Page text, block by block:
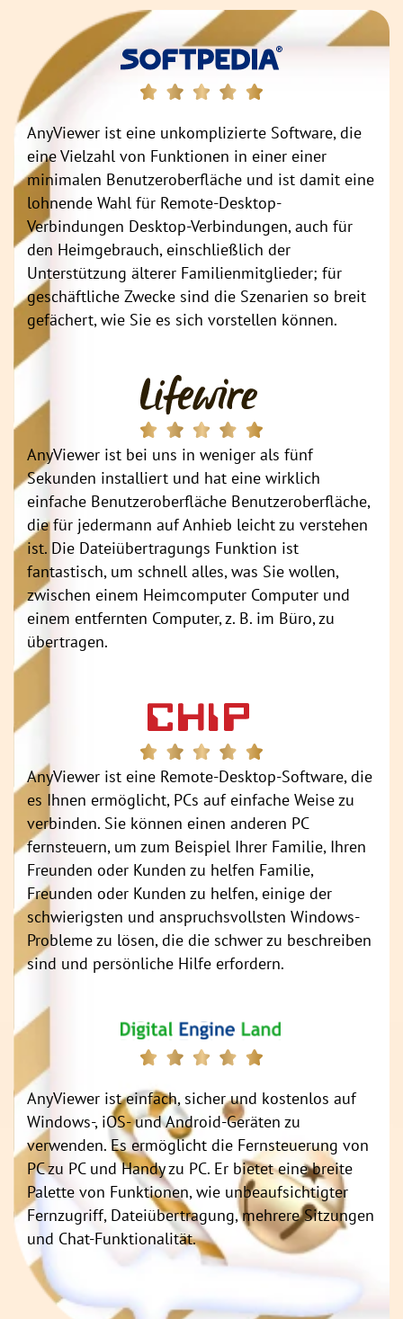
AnyViewer ist eine unkomplizierte Software, die
eine Vielzahl von Funktionen in einer einer
minimalen Benutzeroberfläche und ist damit eine
lohnende Wahl für Remote-Desktop-
Verbindungen Desktop-Verbindungen, auch für
den Heimgebrauch, einschließlich der
Unterstützung älterer Familienmitglieder; für
geschäftliche Zwecke sind die Szenarien so breit
gefächert, wie Sie es sich vorstellen können.
AnyViewer ist bei uns in weniger als fünf
Sekunden installiert und hat eine wirklich
einfache Benutzeroberfläche Benutzeroberfläche,
die für jedermann auf Anhieb leicht zu verstehen
ist. Die Dateiübertragungs Funktion ist
fantastisch, um schnell alles, was Sie wollen,
zwischen einem Heimcomputer Computer und
einem entfernten Computer, z. B. im Büro, zu
übertragen.
AnyViewer ist eine Remote-Desktop-Software, die
es Ihnen ermöglicht, PCs auf einfache Weise zu
verbinden. Sie können einen anderen PC
fernsteuern, um zum Beispiel Ihrer Familie, Ihren
Freunden oder Kunden zu helfen Familie,
Freunden oder Kunden zu helfen, einige der
schwierigsten und anspruchsvollsten Windows-
Probleme zu lösen, die die schwer zu beschreiben
sind und persönliche Hilfe erfordern.
AnyViewer ist einfach, sicher und kostenlos auf
Windows-, iOS- und Android-Geräten zu
verwenden. Es ermöglicht die Fernsteuerung von
PC zu PC und Handy zu PC. Er bietet eine breite
Palette von Funktionen, wie unbeaufsichtigter
Fernzugriff, Dateiübertragung, mehrere Sitzungen
und Chat-Funktionalität.